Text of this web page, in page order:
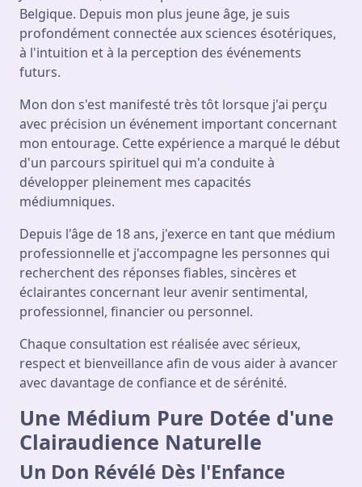
Belgique. Depuis mon plus jeune âge, je suis
profondément connectée aux sciences ésotériques,
à l'intuition et à la perception des événements
futurs.
Mon don s'est manifesté très tôt lorsque j'ai perçu
avec précision un événement important concernant
mon entourage. Cette expérience a marqué le début
d'un parcours spirituel qui m'a conduite à
développer pleinement mes capacités
médiumniques.
Depuis l'âge de 18 ans, j'exerce en tant que médium
professionnelle et j'accompagne les personnes qui
recherchent des réponses fiables, sincères et
éclairantes concernant leur avenir sentimental,
professionnel, financier ou personnel.
Chaque consultation est réalisée avec sérieux,
respect et bienveillance afin de vous aider à avancer
avec davantage de confiance et de sérénité.
Une Médium Pure Dotée d'une
Clairaudience Naturelle
Un Don Révélé Dès l'Enfance